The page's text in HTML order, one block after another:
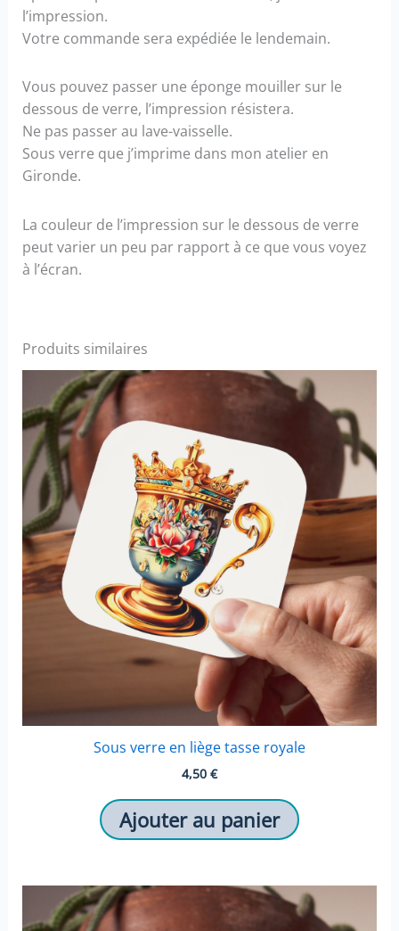
l’impression.
Votre commande sera expédiée le lendemain.
Vous pouvez passer une éponge mouiller sur le
dessous de verre, l’impression résistera.
Ne pas passer au lave-vaisselle.
Sous verre que j’imprime dans mon atelier en
Gironde.
La couleur de l’impression sur le dessous de verre
peut varier un peu par rapport à ce que vous voyez
à l’écran.
Produits similaires
Sous verre en liège tasse royale
4,50 €
Ajouter au panier